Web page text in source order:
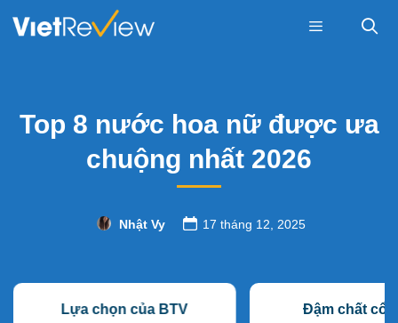
Top 8 nước hoa nữ được ưa
chuộng nhất 2026
Nhật Vy 17 tháng 12, 2025
Lựa chọn của BTV Đậm chất cổ